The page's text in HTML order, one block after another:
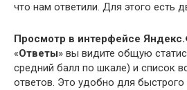
что нам ответили. Для этого есть
Просмотр в интерфейсе
«Ответы» вы видите общую
средний балл по шкале) и список
ответов. Это удобно для быстрого